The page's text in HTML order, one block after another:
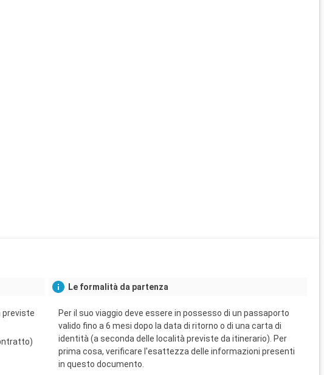
previste
Le formalità da partenza
Per il suo viaggio deve essere in possesso di un passaporto
valido fino a 6 mesi dopo la data di ritorno o di una carta di
identità (a seconda delle località previste da itinerario). Per
prima cosa, verificare l'esattezza delle informazioni presenti
in questo documento.